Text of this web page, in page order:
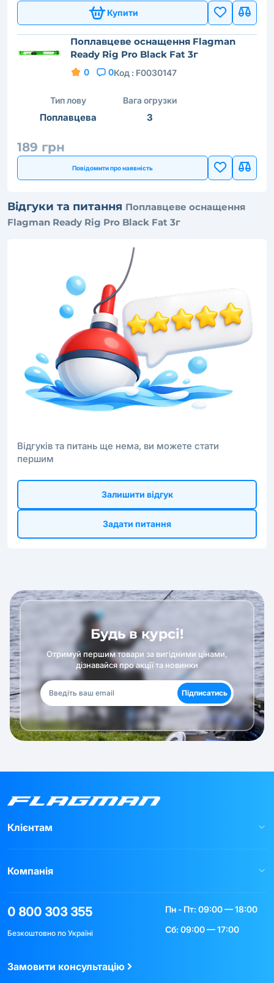
Купити
Поплавцеве оснащення Flagman
Ready Rig Pro Black Fat 3г
0 0Код : F0030147
Тип лову
Поплавцева
Вага огрузки
3
189 грн
Повідомити про наявність
Відгуки та питання Поплавцеве оснащення
Flagman Ready Rig Pro Black Fat 3г
Відгуків та питань ще нема, ви можете стати
першим
Залишити відгук
Задати питання
Будь в курсі!
Отримуй першим товари за вигідними цінами,
дізнавайся про акції та новинки
Підписатись
Клієнтам
Компанія
0 800 303 355
Безкоштовно по Україні
Пн - Пт: 09:00 — 18:00
Сб: 09:00 — 17:00
Замовити консультацію